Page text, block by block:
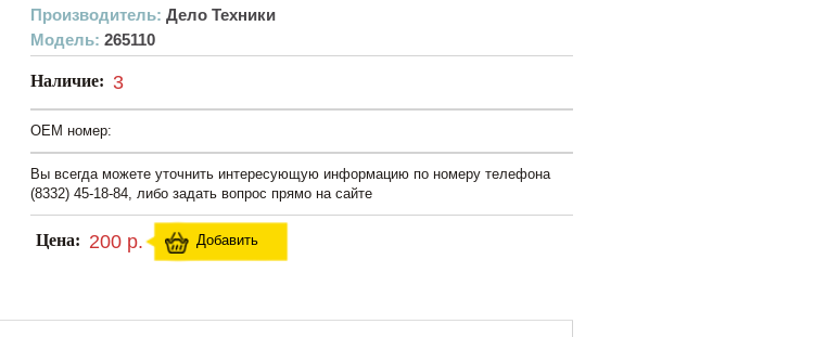
Производитель: Дело Техники
Модель: 265110
Наличие: 3
OEM номер:
Вы всегда можете уточнить интересующую информацию по номеру телефона
(8332) 45-18-84, либо задать вопрос прямо на сайте
Цена: 200 р. Добавить